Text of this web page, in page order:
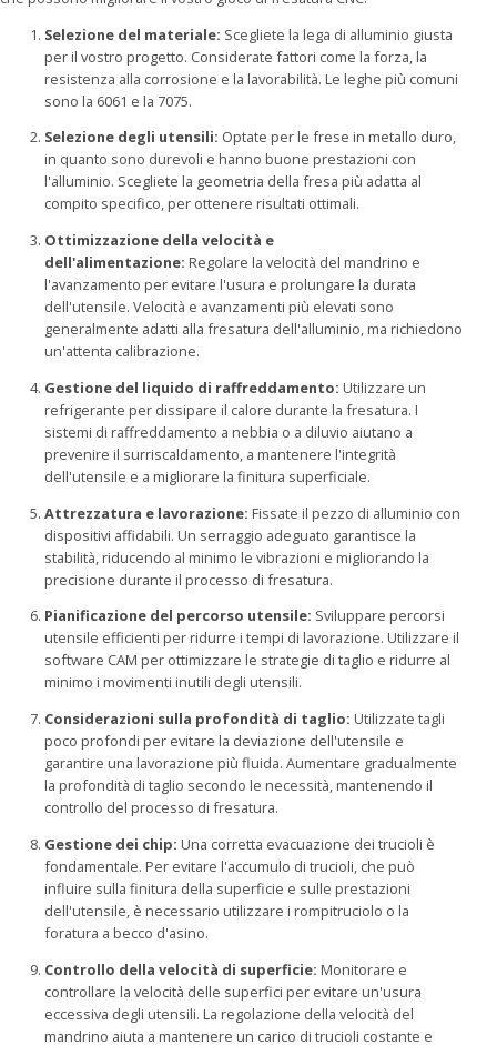
Selezione del materiale: Scegliete la lega di alluminio giusta
per il vostro progetto. Considerate fattori come la forza, la
resistenza alla corrosione e la lavorabilità. Le leghe più comuni
sono la 6061 e la 7075.
Selezione degli utensili: Optate per le frese in metallo duro,
in quanto sono durevoli e hanno buone prestazioni con
l'alluminio. Scegliete la geometria della fresa più adatta al
compito specifico, per ottenere risultati ottimali.
Ottimizzazione della velocità e
dell'alimentazione: Regolare la velocità del mandrino e
l'avanzamento per evitare l'usura e prolungare la durata
dell'utensile. Velocità e avanzamenti più elevati sono
generalmente adatti alla fresatura dell'alluminio, ma richiedono
un'attenta calibrazione.
Gestione del liquido di raffreddamento: Utilizzare un
refrigerante per dissipare il calore durante la fresatura. I
sistemi di raffreddamento a nebbia o a diluvio aiutano a
prevenire il surriscaldamento, a mantenere l'integrità
dell'utensile e a migliorare la finitura superficiale.
Attrezzatura e lavorazione: Fissate il pezzo di alluminio con
dispositivi affidabili. Un serraggio adeguato garantisce la
stabilità, riducendo al minimo le vibrazioni e migliorando la
precisione durante il processo di fresatura.
Pianificazione del percorso utensile: Sviluppare percorsi
utensile efficienti per ridurre i tempi di lavorazione. Utilizzare il
software CAM per ottimizzare le strategie di taglio e ridurre al
minimo i movimenti inutili degli utensili.
Considerazioni sulla profondità di taglio: Utilizzate tagli
poco profondi per evitare la deviazione dell'utensile e
garantire una lavorazione più fluida. Aumentare gradualmente
la profondità di taglio secondo le necessità, mantenendo il
controllo del processo di fresatura.
Gestione dei chip: Una corretta evacuazione dei trucioli è
fondamentale. Per evitare l'accumulo di trucioli, che può
influire sulla finitura della superficie e sulle prestazioni
dell'utensile, è necessario utilizzare i rompitruciolo o la
foratura a becco d'asino.
Controllo della velocità di superficie: Monitorare e
controllare la velocità delle superfici per evitare un'usura
eccessiva degli utensili. La regolazione della velocità del
mandrino aiuta a mantenere un carico di trucioli costante e